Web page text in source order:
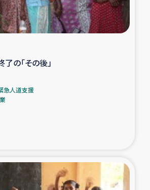
宅生活支援・農業復興支援
漁業復興支援
ターン・ボランティア日誌
経済自立支援事業
地区における羊の畜産支援
了の「その後」
急人道支援